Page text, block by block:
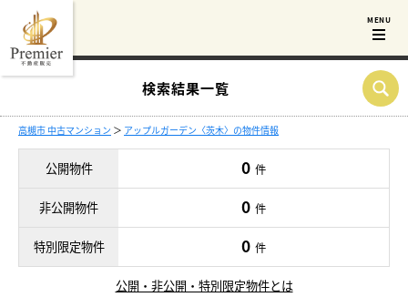
検索結果一覧
高槻市 中古マンション ＞ アップルガーデン〈茨木〉の物件情報
公開物件 0 件
非公開物件 0 件
特別限定物件 0 件
公開・非公開・特別限定物件とは